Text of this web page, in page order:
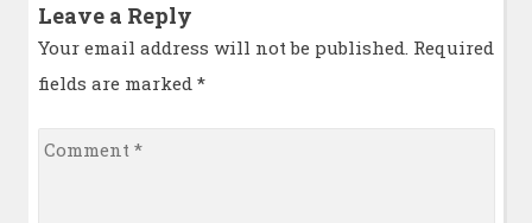
Leave a Reply
Your email address will not be published. Required
fields are marked *
Comment